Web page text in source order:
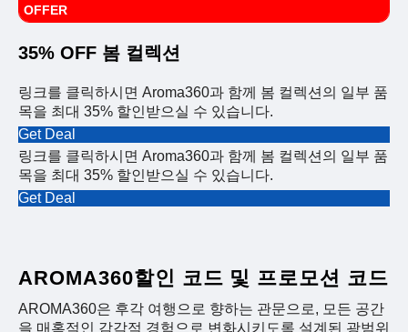
OFFER
35% OFF 봄 컬렉션
링크를 클릭하시면 Aroma360과 함께 봄 컬렉션의 일부 품
목을 최대 35% 할인받으실 수 있습니다.
Get Deal
링크를 클릭하시면 Aroma360과 함께 봄 컬렉션의 일부 품
목을 최대 35% 할인받으실 수 있습니다.
Get Deal
AROMA360할인 코드 및 프로모션 코드
AROMA360은 후각 여행으로 향하는 관문으로, 모든 공간
을 매혹적인 감각적 경험으로 변화시키도록 설계된 광범위